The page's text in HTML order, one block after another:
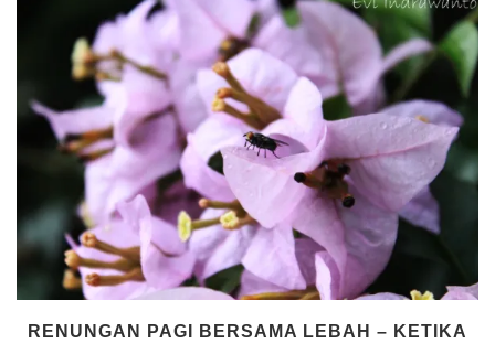
RENUNGAN PAGI BERSAMA LEBAH – KETIKA